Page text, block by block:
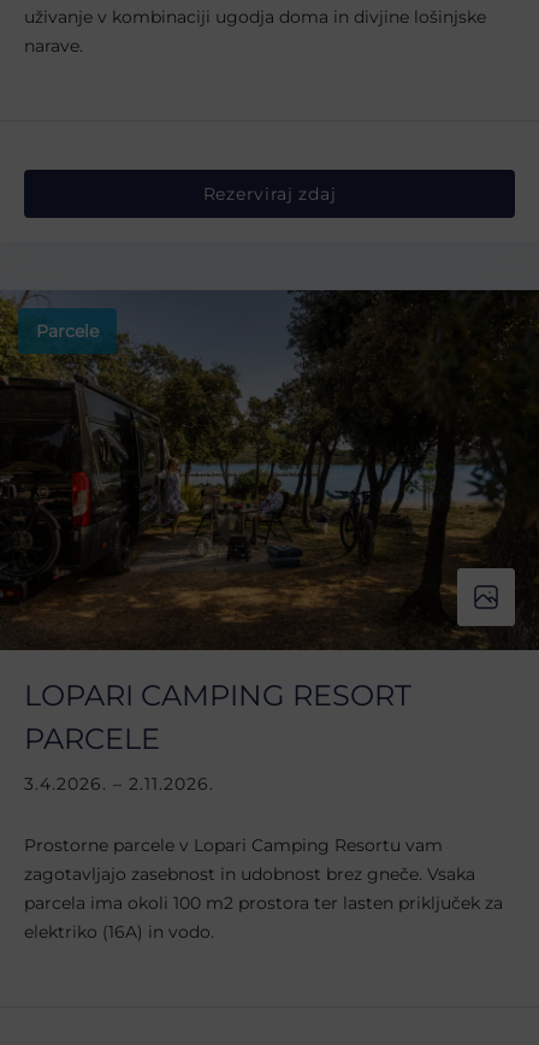
uživanje v kombinaciji ugodja doma in divjine lošinjske
narave.
Rezerviraj zdaj
Parcele
LOPARI CAMPING RESORT
PARCELE
3.4.2026. – 2.11.2026.
Prostorne parcele v Lopari Camping Resortu vam
zagotavljajo zasebnost in udobnost brez gneče. Vsaka
parcela ima okoli 100 m2 prostora ter lasten priključek za
elektriko (16A) in vodo.